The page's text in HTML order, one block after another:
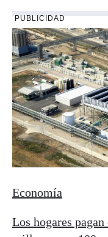
PUBLICIDAD
Economía
Los hogares